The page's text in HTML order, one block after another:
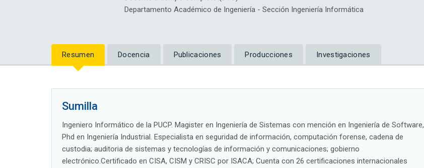
Departamento Académico de Ingeniería - Sección Ingeniería Informática
Resumen Docencia Publicaciones Producciones Investigaciones
Sumilla
Ingeniero Informático de la PUCP. Magister en Ingeniería de Sistemas con mención en Ingeniería de Software,
Phd en Ingeniería Industrial. Especialista en seguridad de información, computación forense, cadena de
custodia; auditoria de sistemas y tecnologías de información y comunicaciones; gobierno
electrónico.Certificado en CISA, CISM y CRISC por ISACA; Cuenta con 26 certificaciones internacionales